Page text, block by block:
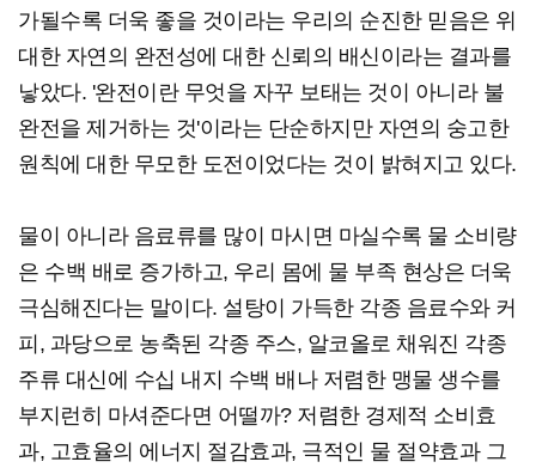
가될수록 더욱 좋을 것이라는 우리의 순진한 믿음은 위
대한 자연의 완전성에 대한 신뢰의 배신이라는 결과를
낳았다. '완전이란 무엇을 자꾸 보태는 것이 아니라 불
완전을 제거하는 것'이라는 단순하지만 자연의 숭고한
원칙에 대한 무모한 도전이었다는 것이 밝혀지고 있다.
물이 아니라 음료류를 많이 마시면 마실수록 물 소비량
은 수백 배로 증가하고, 우리 몸에 물 부족 현상은 더욱
극심해진다는 말이다. 설탕이 가득한 각종 음료수와 커
피, 과당으로 농축된 각종 주스, 알코올로 채워진 각종
주류 대신에 수십 내지 수백 배나 저렴한 맹물 생수를
부지런히 마셔준다면 어떨까? 저렴한 경제적 소비효
과, 고효율의 에너지 절감효과, 극적인 물 절약효과 그